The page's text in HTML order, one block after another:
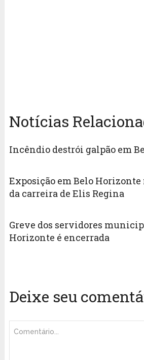
Notícias
Incêndio destrói galpão em
Exposição em Belo
da carreira de Elis Regina
Greve dos servidores
Horizonte é encerrada
Deixe seu